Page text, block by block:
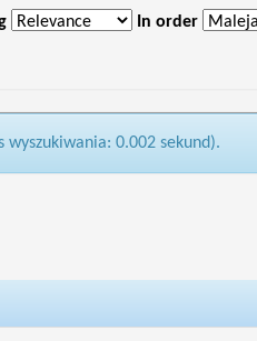
In order
wyszukiwania: 0.002 sekund).